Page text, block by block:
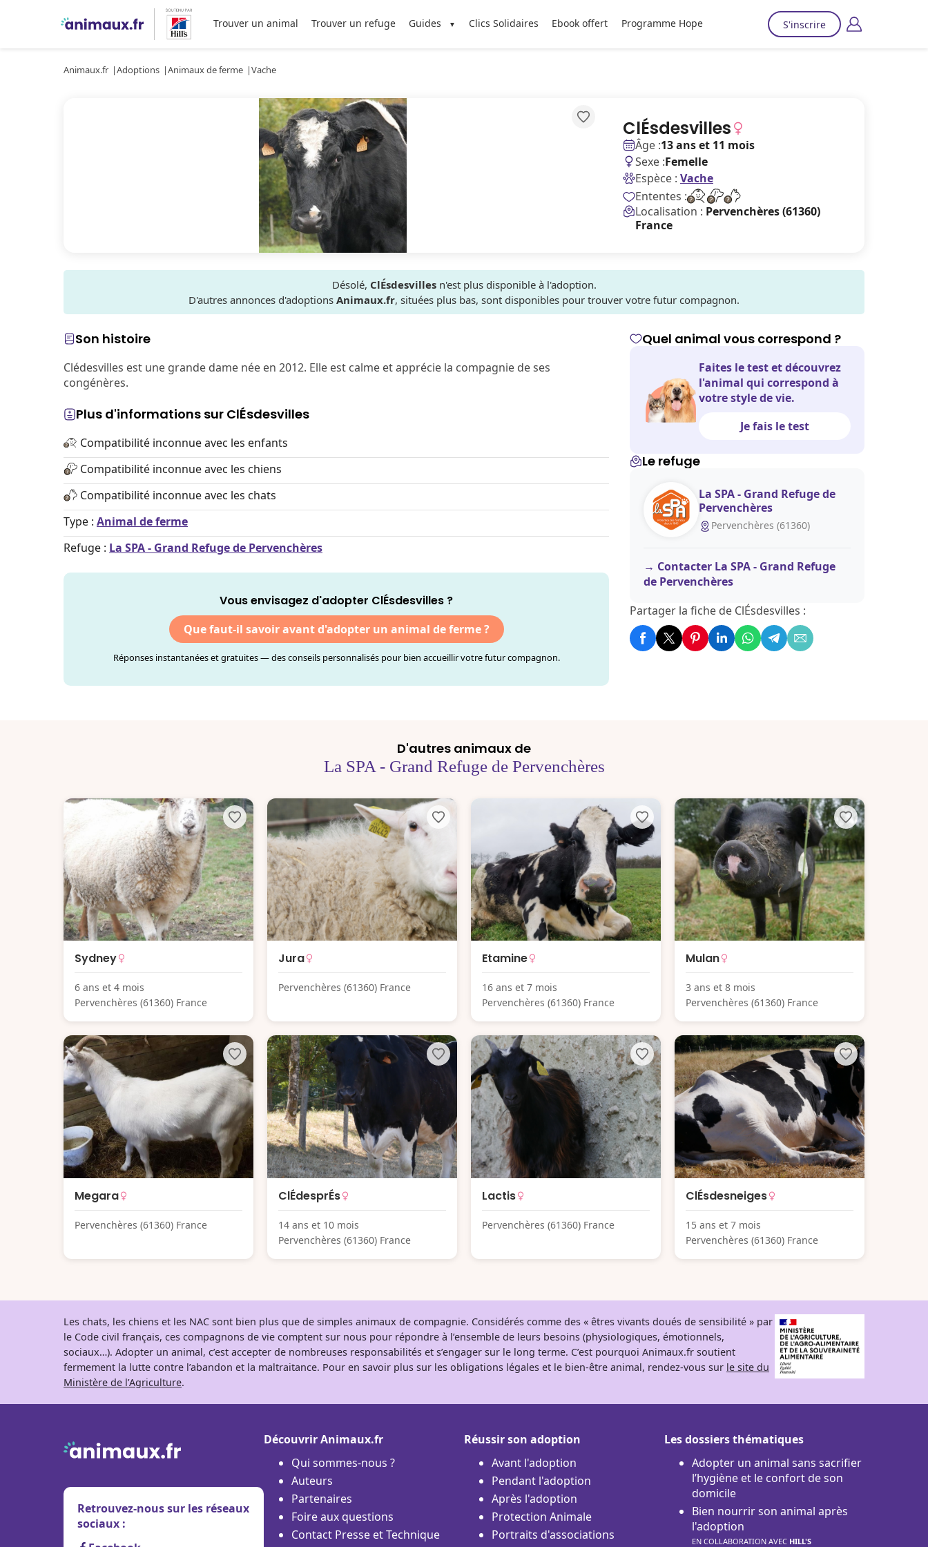
Trouver un animal Trouver un refuge Guides Clics Solidaires Ebook offert Programme Hope S'inscrire
Animaux.fr Adoptions Animaux de ferme Vache
ClÉsdesvilles
Âge :13 ans et 11 mois
Sexe :Femelle
Espèce : Vache
Ententes :
Localisation : Pervenchères (61360)
France
Désolé, ClÉsdesvillesn'est plus disponible à l'adoption.
D'autres annonces d'adoptions Animaux.fr, situées plus bas, sont disponibles pour trouver votre futur compagnon.
Son histoire
Clédesvilles est une grande dame née en 2012. Elle est calme et apprécie la compagnie de ses
congénères.
Plus d'informations sur ClÉsdesvilles
Compatibilité inconnue avec les enfants
Compatibilité inconnue avec les chiens
Compatibilité inconnue avec les chats
Type : Animal de ferme
Refuge : La SPA - Grand Refuge de Pervenchères
Vous envisagez d'adopter ClÉsdesvilles ?
Que faut-il savoir avant d'adopter un animal de ferme ?
Réponses instantanées et gratuites — des conseils personnalisés pour bien accueillir votre futur compagnon.
Quel animal vous correspond ?
Faites le test et découvrez
l'animal qui correspond à
votre style de vie.
Je fais le test
Le refuge
La SPA - Grand Refuge de
Pervenchères
Pervenchères (61360)
Contacter La SPA - Grand Refuge
de Pervenchères
Partager la fiche de ClÉsdesvilles :
D'autres animaux de
La SPA - Grand Refuge de Pervenchères
Sydney
6 ans et 4 mois
Pervenchères (61360) France
Jura
Pervenchères (61360) France
Etamine
16 ans et 7 mois
Pervenchères (61360) France
Mulan
3 ans et 8 mois
Pervenchères (61360) France
Megara
Pervenchères (61360) France
ClÉdesprÉs
14 ans et 10 mois
Pervenchères (61360) France
Lactis
Pervenchères (61360) France
ClÉsdesneiges
15 ans et 7 mois
Pervenchères (61360) France
Les chats, les chiens et les NAC sont bien plus que de simples animaux de compagnie. Considérés comme des « êtres vivants doués de sensibilité » par
le Code civil français, ces compagnons de vie comptent sur nous pour répondre à l’ensemble de leurs besoins (physiologiques, émotionnels,
sociaux…). Adopter un animal, c’est accepter de nombreuses responsabilités et s’engager sur le long terme. C’est pourquoi Animaux.fr soutient
fermement la lutte contre l’abandon et la maltraitance. Pour en savoir plus sur les obligations légales et le bien-être animal, rendez-vous sur le site du
Ministère de l’Agriculture.
Retrouvez-nous sur les réseaux
sociaux :
Découvrir Animaux.fr
Qui sommes-nous ?
Auteurs
Partenaires
Foire aux questions
Contact Presse et Technique
Réussir son adoption
Avant l'adoption
Pendant l'adoption
Après l'adoption
Protection Animale
Portraits d'associations
Les dossiers thématiques
Adopter un animal sans sacrifier
l’hygiène et le confort de son
domicile
Bien nourrir son animal après
l'adoption
EN COLLABORATION AVEC HILL'S